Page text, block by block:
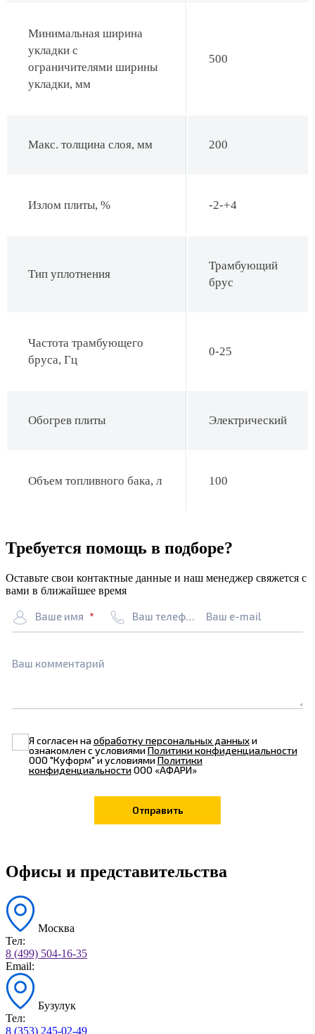
Минимальная ширина
укладки с
ограничителями ширины
укладки, мм
500
Макс. толщина слоя, мм 200
Излом плиты, % -2-+4
Тип уплотнения
Трамбующий
брус
Частота трамбующего
бруса, Гц
0-25
Обогрев плиты Электрический
Объем топливного бака, л 100
Требуется помощь в подборе?
Оставьте свои контактные данные и наш менеджер свяжется с
вами в ближайшее время
Ваше имя Ваш телефон Ваш e-mail
Ваш комментарий
Я согласен наобработку персональных данныхи
ознакомлен с условиямиПолитики конфиденциальности
ООО "Куформ" и условиямиПолитики
конфиденциальностиООО «АФАРИ»
Офисы и представительства
Москва
Тел:
8 (499) 504-16-35
Email:
Бузулук
Тел:
8 (353) 245-02-49